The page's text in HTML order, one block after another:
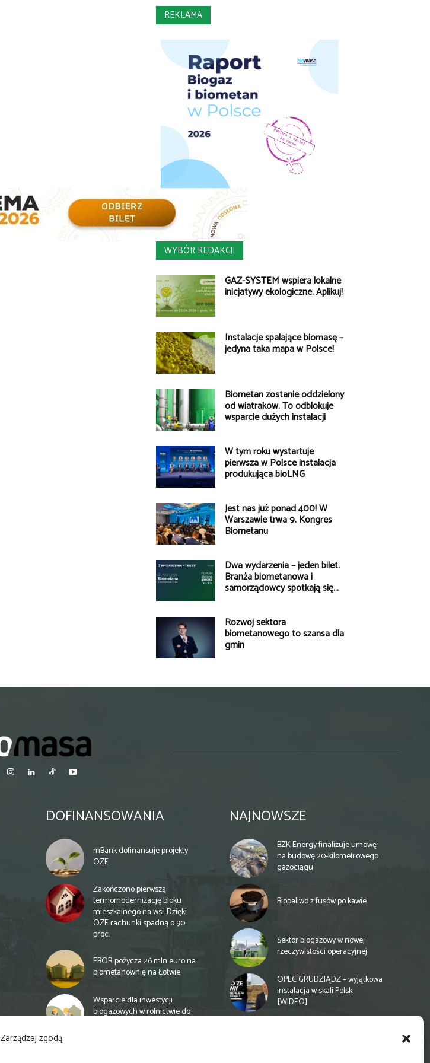
Zarządzaj zgodą
REKLAMA
WYBÓR REDAKCJI
GAZ-SYSTEM wspiera lokalne
inicjatywy ekologiczne. Aplikuj!
Instalacje spalające biomasę –
jedyna taka mapa w Polsce!
Biometan zostanie oddzielony
od wiatraków. To odblokuje
wsparcie dużych instalacji
W tym roku wystartuje
pierwsza w Polsce instalacja
produkująca bioLNG
Jest nas już ponad 400! W
Warszawie trwa 9. Kongres
Biometanu
Dwa wydarzenia – jeden bilet.
Branża biometanowa i
samorządowcy spotkają się...
Rozwój sektora
biometanowego to szansa dla
gmin
DOFINANSOWANIA
mBank dofinansuje projekty
OZE
Zakończono pierwszą
termomodernizację bloku
mieszkalnego na wsi. Dzięki
OZE rachunki spadną o 90
proc.
EBOR pożycza 26 mln euro na
biometanownię na Łotwie
Wsparcie dla inwestycji
biogazowych w rolnictwie do
NAJNOWSZE
BZK Energy finalizuje umowę
na budowę 20-kilometrowego
gazociągu
Biopaliwo z fusów po kawie
Sektor biogazowy w nowej
rzeczywistości operacyjnej
OPEC GRUDZIĄDZ – wyjątkowa
instalacja w skali Polski
[WIDEO]